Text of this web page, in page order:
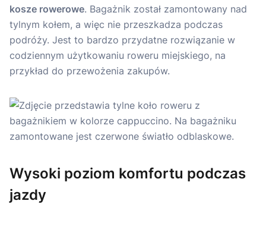
kosze rowerowe. Bagażnik został zamontowany nad
tylnym kołem, a więc nie przeszkadza podczas
podróży. Jest to bardzo przydatne rozwiązanie w
codziennym użytkowaniu roweru miejskiego, na
przykład do przewożenia zakupów.
Wysoki poziom komfortu podczas
jazdy